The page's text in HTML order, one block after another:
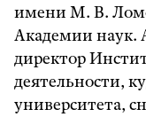
имени М. В.
Академии наук.
директор
деятельности,
университета,